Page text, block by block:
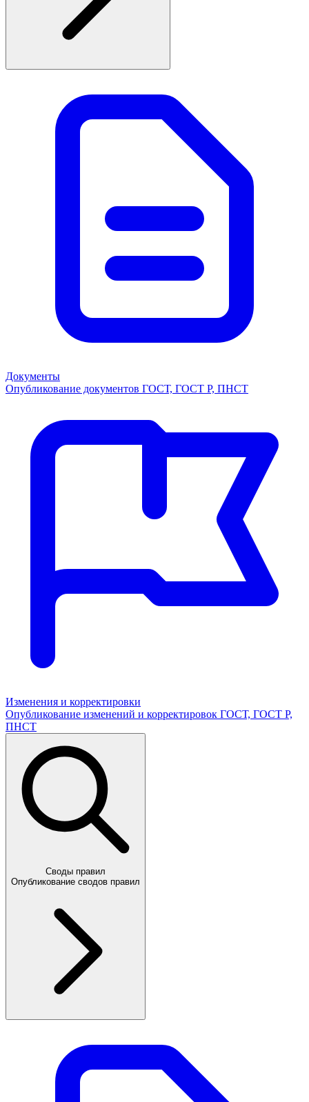
Документы
Опубликование документов ГОСТ, ГОСТ Р, ПНСТ
Изменения и корректировки
Опубликование изменений и корректировок ГОСТ, ГОСТ Р,
ПНСТ
Своды правил
Опубликование сводов правил